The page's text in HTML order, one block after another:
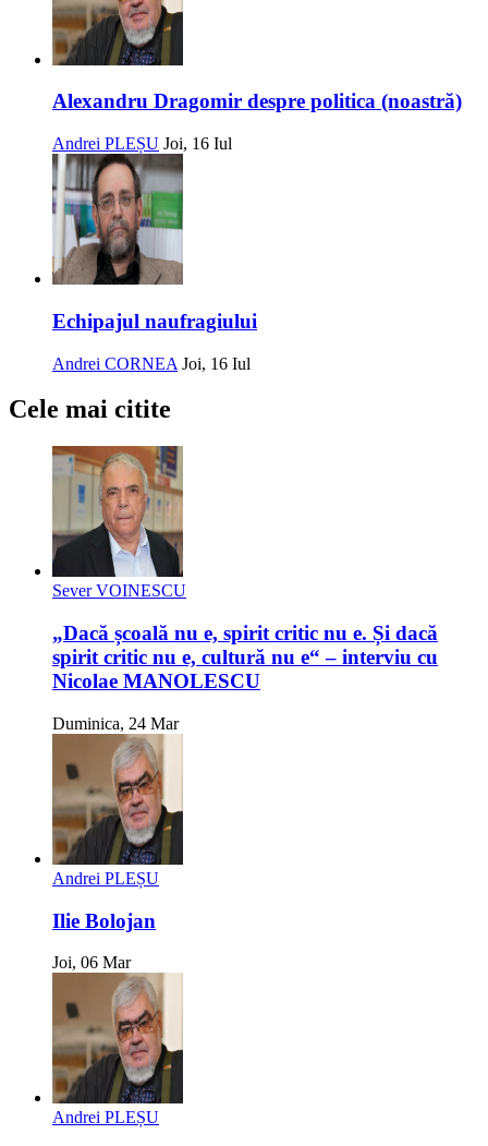
Alexandru Dragomir despre politica (noastră)
Andrei PLEȘU Joi, 16 Iul
Echipajul naufragiului
Andrei CORNEA Joi, 16 Iul
Cele mai citite
Sever VOINESCU
„Dacă școală nu e, spirit critic nu e. Și dacă
spirit critic nu e, cultură nu e“ – interviu cu
Nicolae MANOLESCU
Duminica, 24 Mar
Andrei PLEȘU
Ilie Bolojan
Joi, 06 Mar
Andrei PLEȘU